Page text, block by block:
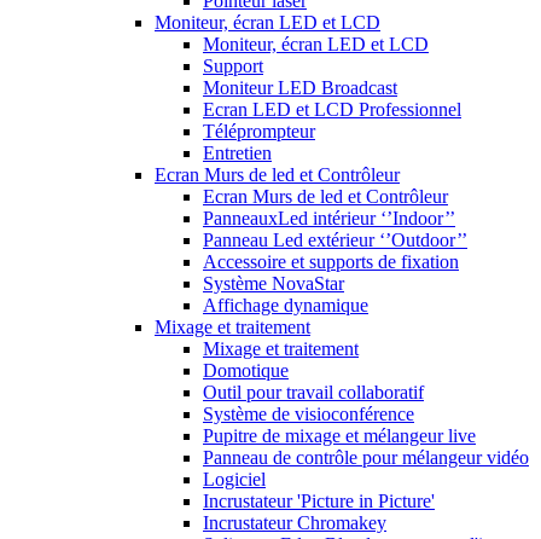
Moniteur, écran LED et LCD
Moniteur, écran LED et LCD
Support
Moniteur LED Broadcast
Ecran LED et LCD Professionnel
Téléprompteur
Entretien
Ecran Murs de led et Contrôleur
Ecran Murs de led et Contrôleur
PanneauxLed intérieur ‘’Indoor’’
Panneau Led extérieur ‘’Outdoor’’
Accessoire et supports de fixation
Système NovaStar
Affichage dynamique
Mixage et traitement
Mixage et traitement
Domotique
Outil pour travail collaboratif
Système de visioconférence
Pupitre de mixage et mélangeur live
Panneau de contrôle pour mélangeur vidéo
Logiciel
Incrustateur 'Picture in Picture'
Incrustateur Chromakey